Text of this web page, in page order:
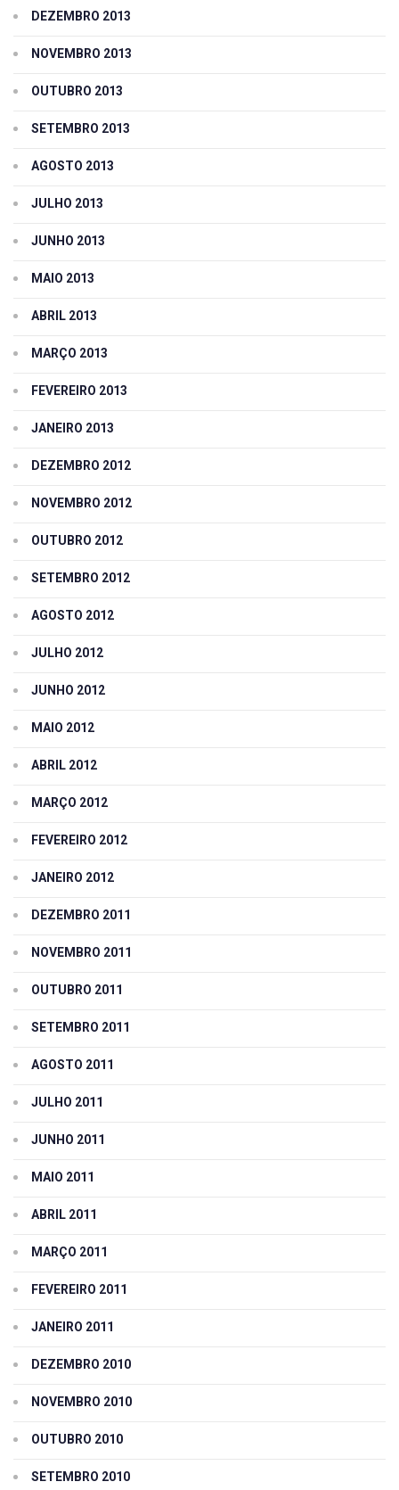
DEZEMBRO 2013
NOVEMBRO 2013
OUTUBRO 2013
SETEMBRO 2013
AGOSTO 2013
JULHO 2013
JUNHO 2013
MAIO 2013
ABRIL 2013
MARÇO 2013
FEVEREIRO 2013
JANEIRO 2013
DEZEMBRO 2012
NOVEMBRO 2012
OUTUBRO 2012
SETEMBRO 2012
AGOSTO 2012
JULHO 2012
JUNHO 2012
MAIO 2012
ABRIL 2012
MARÇO 2012
FEVEREIRO 2012
JANEIRO 2012
DEZEMBRO 2011
NOVEMBRO 2011
OUTUBRO 2011
SETEMBRO 2011
AGOSTO 2011
JULHO 2011
JUNHO 2011
MAIO 2011
ABRIL 2011
MARÇO 2011
FEVEREIRO 2011
JANEIRO 2011
DEZEMBRO 2010
NOVEMBRO 2010
OUTUBRO 2010
SETEMBRO 2010